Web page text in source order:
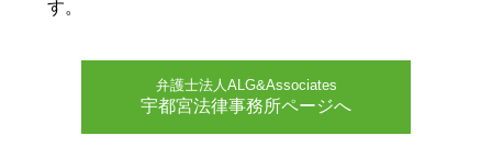
す。
弁護士法人ALG&Associates
宇都宮法律事務所ページへ